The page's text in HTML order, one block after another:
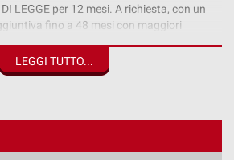
LEGGE per 12 mesi. A richiesta, con un
fino a 48 mesi con maggiori
dei chilometri della vettura in vendita è
in diversi modi, sia cartacei che on-line,
finanziamenti, non obbligatori,
e numero di rate per agevolare il cliente e
I tassi di interesse sono agevolati
LEGGI TUTTO...